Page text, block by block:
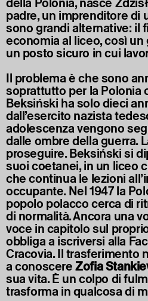
padre, un imprenditore di
sono grandi alternative: il
economia al liceo, così
un posto sicuro in cui
Il problema è che sono
soprattutto per la Polonia
Beksiński ha solo dieci
dall’esercito nazista
adolescenza vengono
dalle ombre della guerra.
proseguire. Beksiński si
suoi coetanei, in un liceo
che continua le lezioni
occupante. Nel 1947 la
popolo polacco cerca di
di normalità. Ancora una
voce in capitolo sul
obbliga a iscriversi alla
Cracovia. Il trasferimento
a conoscereZofia
sua vita. È un colpo di
trasforma in qualcosa di